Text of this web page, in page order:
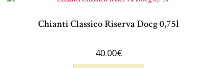
Chianti Classico Riserva Docg 0,75l
40.00€